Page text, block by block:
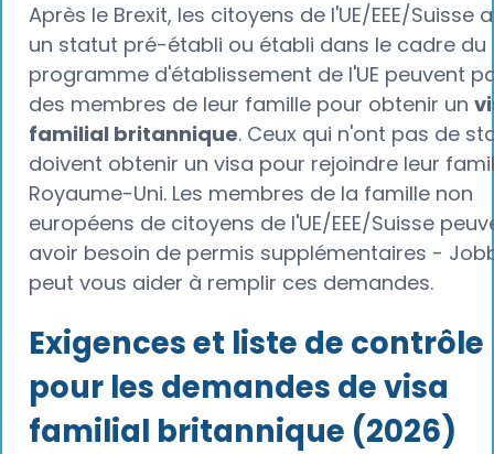
Après le Brexit, les citoyens de l'UE/EEE/Suisse
un statut pré-établi ou établi dans le cadre du
programme d'établissement de l'UE peuvent
des membres de leur famille pour obtenir un
familial britannique. Ceux qui n'ont pas de
doivent obtenir un visa pour rejoindre leur
Royaume-Uni. Les membres de la famille non
européens de citoyens de l'UE/EEE/Suisse
avoir besoin de permis supplémentaires -
peut vous aider à remplir ces demandes.
Exigences et liste de contrôle
pour les demandes de visa
familial britannique (2026)